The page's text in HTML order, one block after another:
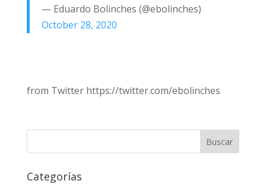
— Eduardo Bolinches (@ebolinches)
October 28, 2020
from Twitter https://twitter.com/ebolinches
Categorías